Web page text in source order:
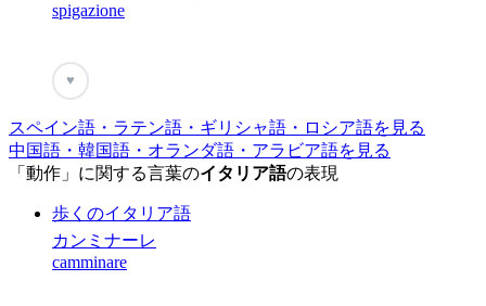
spigazione
♥
スペイン語・ラテン語・ギリシャ語・ロシア語を見る
中国語・韓国語・オランダ語・アラビア語を見る
「動作」に関する言葉のイタリア語の表現
歩くのイタリア語
カンミナーレ
camminare